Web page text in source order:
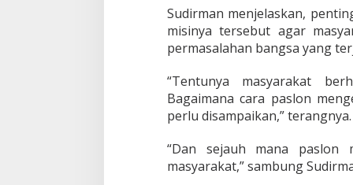
a
K
e
u
t
u
s
n
K
Sudirman menjelaskan,
misinya tersebut agar
permasalahan bangsa yang
“Tentunya masyarakat
Bagaimana cara paslon
perlu disampaikan,” terangnya.
“Dan sejauh mana paslon
masyarakat,” sambung